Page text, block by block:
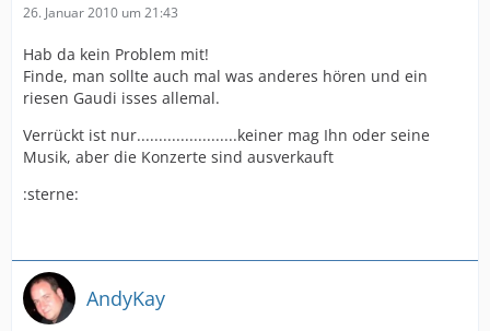
26. Januar 2010 um 21:43
Hab da kein Problem mit!
Finde, man sollte auch mal was anderes hören und ein
riesen Gaudi isses allemal.
Verrückt ist nur.......................keiner mag Ihn oder seine
Musik, aber die Konzerte sind ausverkauft
:sterne:
AndyKay